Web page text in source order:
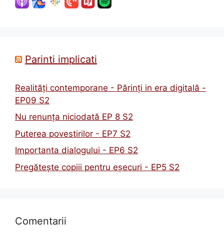
Parinti implicati
Realități contemporane - Părinți in era digitală -
EP09 S2
Nu renunța niciodată EP 8 S2
Puterea povestirilor - EP7 S2
Importanta dialogului - EP6 S2
Pregătește copiii pentru eșecuri - EP5 S2
Comentarii